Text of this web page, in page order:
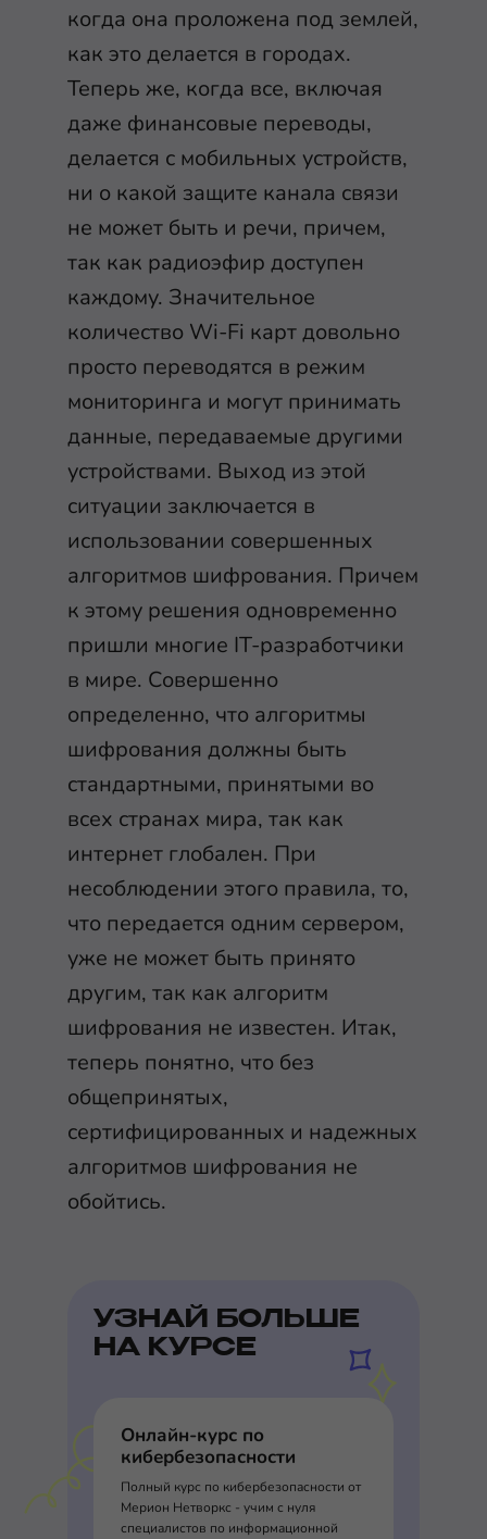
когда она проложена под землей,
как это делается в городах.
Теперь же, когда все, включая
даже финансовые переводы,
делается с мобильных устройств,
ни о какой защите канала связи
не может быть и речи, причем,
так как радиоэфир доступен
каждому. Значительное
количество Wi-Fi карт довольно
просто переводятся в режим
мониторинга и могут принимать
данные, передаваемые другими
устройствами. Выход из этой
ситуации заключается в
использовании совершенных
алгоритмов шифрования. Причем
к этому решения одновременно
пришли многие IT-разработчики
в мире. Совершенно
определенно, что алгоритмы
шифрования должны быть
стандартными, принятыми во
всех странах мира, так как
интернет глобален. При
несоблюдении этого правила, то,
что передается одним сервером,
уже не может быть принято
другим, так как алгоритм
шифрования не известен. Итак,
теперь понятно, что без
общепринятых,
сертифицированных и надежных
алгоритмов шифрования не
обойтись.
УЗНАЙ БОЛЬШЕ
НА КУРСЕ
Онлайн-курс по
кибербезопасности
Полный курс по кибербезопасности от
Мерион Нетворкс - учим с нуля
специалистов по информационной